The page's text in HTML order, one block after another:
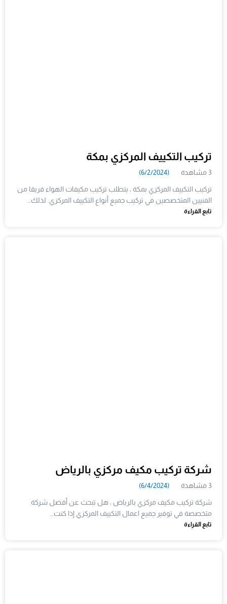
تركيب التكييف المركزي بمكة
3 مشاهدة (6/2/2024)
تركيب التكييف المركزي بمكة ، يتطلب تركيب مكيفات الهواء فريقا من
الفنيين المتخصصين في تركيب جميع أنواع التكييف المركزي. لذلك…
تابع القراءة
شركة تركيب مكيف مركزي بالرياض
3 مشاهدة (6/4/2024)
شركة تركيب مكيف مركزي بالرياض ، هل تبحث عن أفضل شركة
متخصصة في توفير جميع اعمال التكييف المركزي إذا كنت…
تابع القراءة